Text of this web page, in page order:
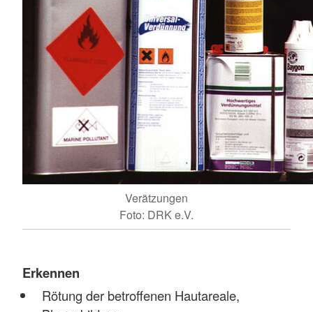
Verätzungen
Foto: DRK e.V.
Erkennen
Rötung der betroffenen Hautareale,